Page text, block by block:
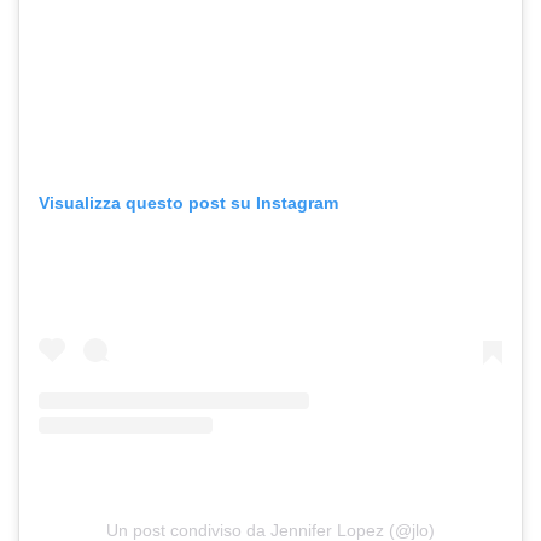
Visualizza questo post su Instagram
Un post condiviso da Jennifer Lopez (@jlo)